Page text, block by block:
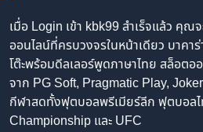
เมื่อ Login เข้า kbk99 สำเร็จแล้ว คุ
ออนไลน์ที่ครบวงจรในหน้าเดียว บาคา
โต๊ะพร้อมดีลเลอร์พูดภาษาไทย สล็อตอ
จาก PG Soft, Pragmatic Play,
กีฬาสดทั้งฟุตบอลพรีเมียร์ลีก ฟุตบอล
Championship และ UFC